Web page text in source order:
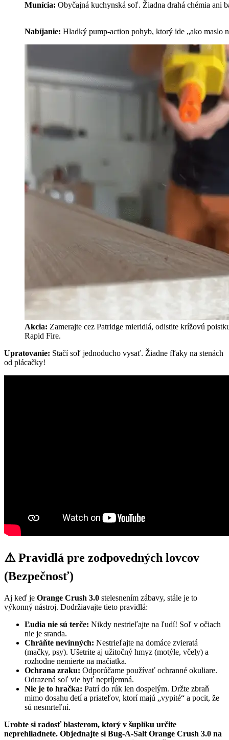
Munícia: Obyčajná kuchynská soľ. Žiadna drahá chémia ani
Nabíjanie: Hladký pump-action pohyb, ktorý ide „ako maslo
Akcia: Zamerajte cez Patridge mieridlá, odistite krížovú
Rapid Fire.
Upratovanie: Stačí soľ jednoducho vysať. Žiadne fľaky na stenách
od plácačky!
⚠️ Pravidlá pre zodpovedných lovcov
(Bezpečnosť)
Aj keď je Orange Crush 3.0 stelesnením zábavy, stále je to
výkonný nástroj. Dodržiavajte tieto pravidlá:
Ľudia nie sú terče: Nikdy nestrieľajte na ľudí! Soľ v očiach
nie je sranda.
Chráňte nevinných: Nestrieľajte na domáce zvieratá
(mačky, psy). Ušetrite aj užitočný hmyz (motýle, včely) a
rozhodne nemierte na mačiatka.
Ochrana zraku: Odporúčame používať ochranné okuliare.
Odrazená soľ vie byť nepríjemná.
Nie je to hračka: Patrí do rúk len dospelým. Držte zbraň
mimo dosahu detí a priateľov, ktorí majú „vypité“ a pocit, že
sú nesmrteľní.
Urobte si radosť blasterom, ktorý v šuplíku určite
neprehliadnete. Objednajte si Bug-A-Salt Orange Crush 3.0 na